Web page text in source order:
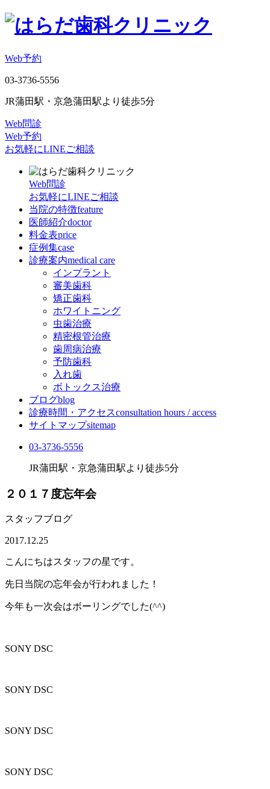
Web予約
03-3736-5556
JR蒲田駅・京急蒲田駅より徒歩5分
Web問診
Web予約
お気軽にLINEご相談
Web問診
お気軽にLINEご相談
当院の特徴feature
医師紹介doctor
料金表price
症例集case
診療案内medical care
インプラント
審美歯科
矯正歯科
ホワイトニング
虫歯治療
精密根管治療
歯周病治療
予防歯科
入れ歯
ボトックス治療
ブログblog
診療時間・アクセスconsultation hours / access
サイトマップsitemap
03-3736-5556
JR蒲田駅・京急蒲田駅より徒歩5分
２０１７度忘年会
スタッフブログ
2017.12.25
こんにちはスタッフの星です。
先日当院の忘年会が行われました！
今年も一次会はボーリングでした(^^)
SONY DSC
SONY DSC
SONY DSC
SONY DSC